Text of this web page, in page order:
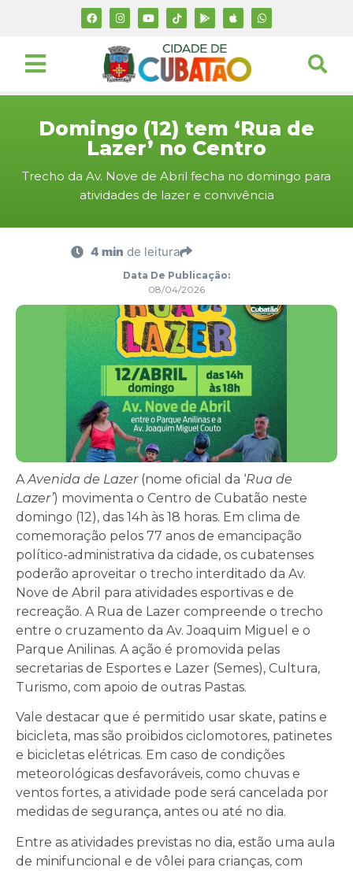
Domingo (12) tem ‘Rua de
Lazer’ no Centro
Trecho da Av. Nove de Abril fecha no domingo para
atividades de lazer e convivência
4 min de leitura
Data De Publicação:
08/04/2026
A Avenida de Lazer(nome oficial da ‘Rua de
Lazer’) movimenta o Centro de Cubatão neste
domingo (12), das 14h às 18 horas. Em clima de
comemoração pelos 77 anos de emancipação
político-administrativa da cidade, os cubatenses
poderão aproveitar o trecho interditado da Av.
Nove de Abril para atividades esportivas e de
recreação. A Rua de Lazer compreende o trecho
entre o cruzamento da Av. Joaquim Miguel e o
Parque Anilinas. A ação é promovida pelas
secretarias de Esportes e Lazer (Semes), Cultura,
Turismo, com apoio de outras Pastas.
Vale destacar que é permitido usar skate, patins e
bicicleta, mas são proibidos ciclomotores, patinetes
e bicicletas elétricas. Em caso de condições
meteorológicas desfavoráveis, como chuvas e
ventos fortes, a atividade pode será cancelada por
medidas de segurança, antes ou até no dia.
Entre as atividades previstas no dia, estão uma aula
de minifuncional e de vôlei para crianças, com